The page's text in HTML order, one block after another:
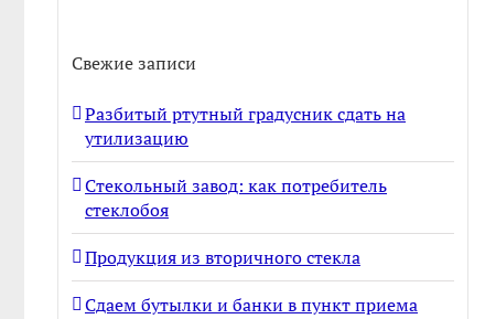
Свежие записи
Разбитый ртутный градусник сдать на
утилизацию
Стекольный завод: как потребитель
стеклобоя
Продукция из вторичного стекла
Сдаем бутылки и банки в пункт приема